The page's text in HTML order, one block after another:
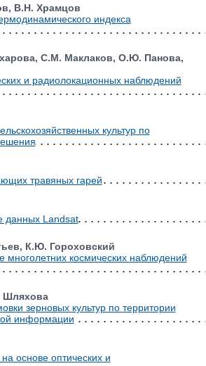
В.Н. Храмцов
индекса
С.М. Маклаков, О.Ю. Панова,
и радиолокационных наблюдений
культур по
травяных гарей
данных Landsat
К.Ю. Гороховский
многолетних космических наблюдений
Шляхова
зерновых культур по территории
информации
основе оптических и